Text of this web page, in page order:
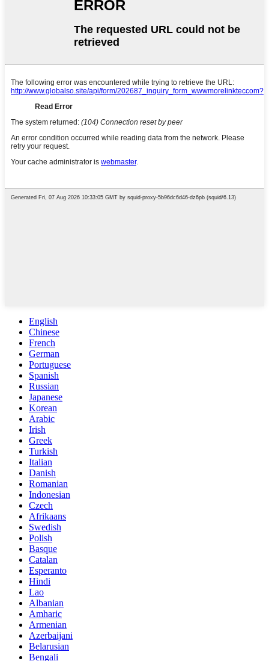
English
Chinese
French
German
Portuguese
Spanish
Russian
Japanese
Korean
Arabic
Irish
Greek
Turkish
Italian
Danish
Romanian
Indonesian
Czech
Afrikaans
Swedish
Polish
Basque
Catalan
Esperanto
Hindi
Lao
Albanian
Amharic
Armenian
Azerbaijani
Belarusian
Bengali